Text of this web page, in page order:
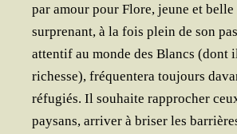
par amour pour Flore, jeune et
sur­pre­nant, à la fois plein de son
atten­tif au monde des Blancs (dont
richesse), fré­quen­te­ra tou­jours
réfu­giés. Il sou­haite rap­pro­cher
pay­sans, arri­ver à bri­ser les